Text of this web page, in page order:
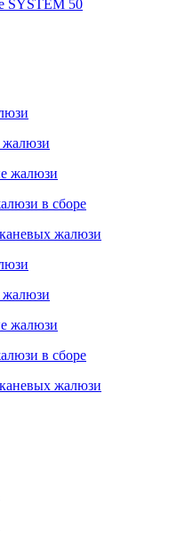
SYSTEM 50
жалюзи
жалюзи
в сборе
жалюзи
жалюзи
жалюзи
в сборе
жалюзи